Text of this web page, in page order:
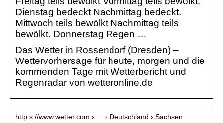
Dienstag bedeckt Nachmittag bedeckt.
Mittwoch teils bewölkt Nachmittag teils
bewölkt. Donnerstag Regen …
Das Wetter in Rossendorf (Dresden) –
Wettervorhersage für heute, morgen und die
kommenden Tage mit Wetterbericht und
Regenradar von wetteronline.de
http s://www.wetter.com › … › Deutschland › Sachsen